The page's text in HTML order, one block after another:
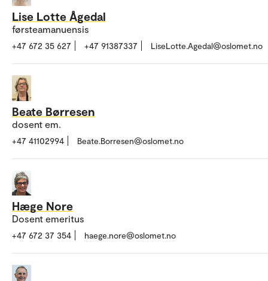
Lise Lotte Ågedal
førsteamanuensis
+47 672 35 627 +47 91387337 LiseLotte.Agedal@oslomet.no
Beate Børresen
dosent em.
+47 41102994 Beate.Borresen@oslomet.no
Hæge Nore
Dosent emeritus
+47 672 37 354 haege.nore@oslomet.no